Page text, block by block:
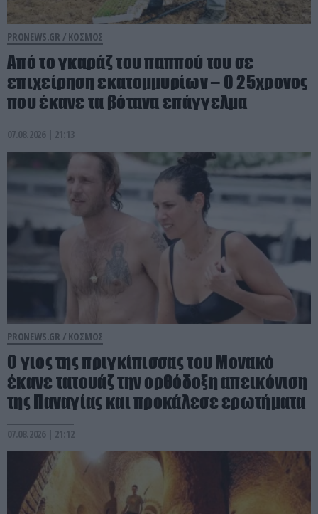
PRONEWS.GR / ΚΟΣΜΟΣ
Από το γκαράζ του παππού του σε
επιχείρηση εκατομμυρίων – Ο 25χρονος
που έκανε τα βότανα επάγγελμα
07.08.2026 | 21:13
PRONEWS.GR / ΚΟΣΜΟΣ
Ο γιος της πριγκίπισσας του Μονακό
έκανε τατουάζ την ορθόδοξη απεικόνιση
της Παναγίας και προκάλεσε ερωτήματα
07.08.2026 | 21:12